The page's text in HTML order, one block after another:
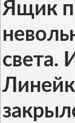
Ящик
света.